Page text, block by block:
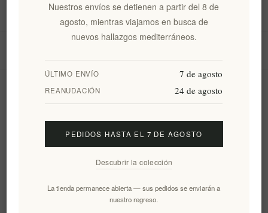
Mi cuenta
Suscribirse Desuscribirse
Nuestros envíos se detienen a partir del 8 de
agosto, mientras viajamos en busca de
nuevos hallazgos mediterráneos.
ÚLTIMO ENVÍO 7 de agosto
REANUDACIÓN 24 de agosto
PEDIDOS HASTA EL 7 DE AGOSTO
Descubrir la colección
La tienda permanece abierta — sus pedidos se enviarán a
nuestro regreso.